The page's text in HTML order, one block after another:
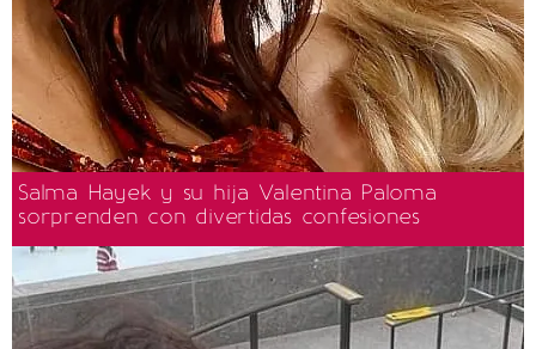
Salma Hayek y su hija Valentina Paloma
sorprenden con divertidas confesiones